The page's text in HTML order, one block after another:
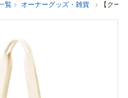
覧 オーナーグッズ・雑貨 【クー